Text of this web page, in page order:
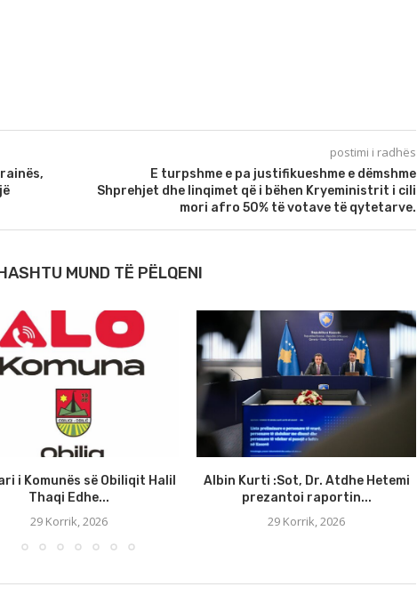
postimi i radhës
E turpshme e pa justifikueshme e dëmshme
Shprehjet dhe linqimet që i bëhen Kryeministrit i cili
mori afro 50% të votave të qytetarve.
MUND TË PËLQENI
i Komunës së Obiliqit Halil
Thaqi Edhe...
29 Korrik, 2026
Albin Kurti :Sot, Dr. Atdhe Hetemi
prezantoi raportin...
29 Korrik, 2026